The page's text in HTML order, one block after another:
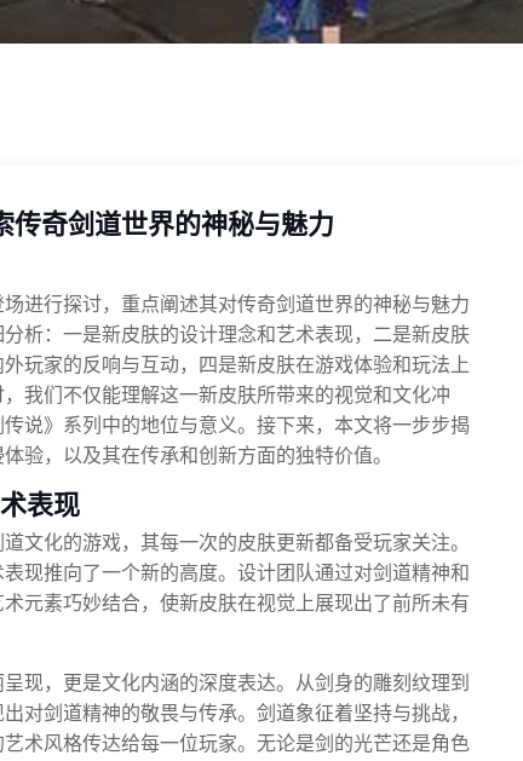
传奇剑道世界的神秘与魅力
进行探讨，重点阐述其对传奇剑道世界的神秘与魅力
析：一是新皮肤的设计理念和艺术表现，二是新皮肤
玩家的反响与互动，四是新皮肤在游戏体验和玩法上
我们不仅能理解这一新皮肤所带来的视觉和文化冲
说》系列中的地位与意义。接下来，本文将一步步揭
验，以及其在传承和创新方面的独特价值。
表现
文化的游戏，其每一次的皮肤更新都备受玩家关注。
现推向了一个新的高度。设计团队通过对剑道精神和
元素巧妙结合，使新皮肤在视觉上展现出了前所未有
现，更是文化内涵的深度表达。从剑身的雕刻纹理到
对剑道精神的敬畏与传承。剑道象征着坚持与挑战，
术风格传达给每一位玩家。无论是剑的光芒还是角色